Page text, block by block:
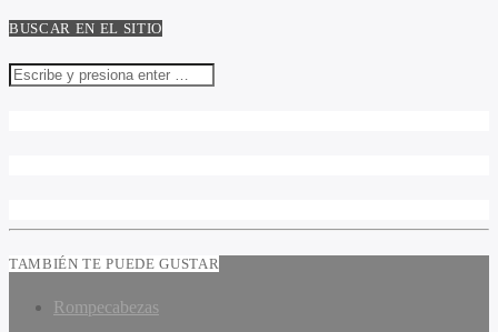
BUSCAR EN EL SITIO
TAMBIÉN TE PUEDE GUSTAR
Rompecabezas